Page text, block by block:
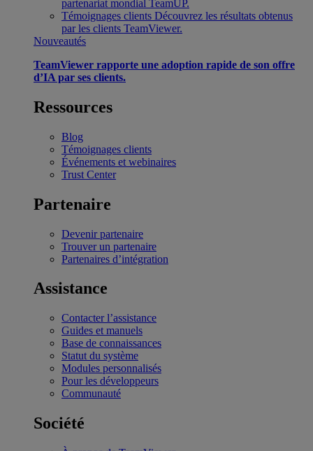
partenariat mondial TeamUP.
Témoignages clients Découvrez les résultats obtenus
par les clients TeamViewer.
Nouveautés
TeamViewer rapporte une adoption rapide de son offre
d’IA par ses clients.
Ressources
Blog
Témoignages clients
Événements et webinaires
Trust Center
Partenaire
Devenir partenaire
Trouver un partenaire
Partenaires d’intégration
Assistance
Contacter l’assistance
Guides et manuels
Base de connaissances
Statut du système
Modules personnalisés
Pour les développeurs
Communauté
Société